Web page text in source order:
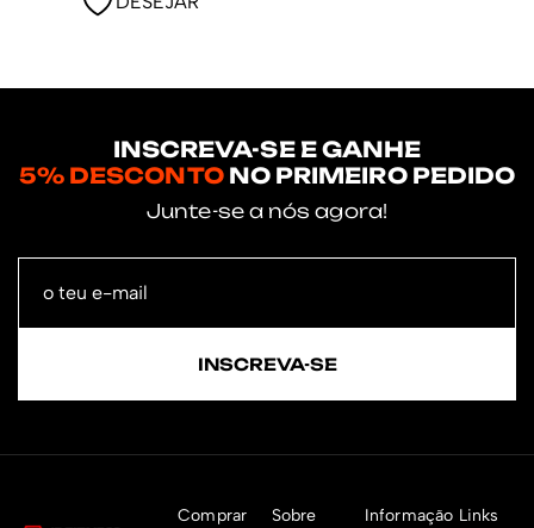
INSCREVA-SE E GANHE
5% DESCONTONO PRIMEIRO PEDIDO
Junte-se a nós agora!
INSCREVA-SE
Comprar Sobre Informação Links